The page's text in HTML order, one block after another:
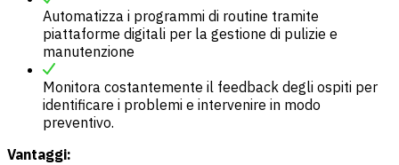
Automatizza i programmi di routine tramite
piattaforme digitali per la gestione di pulizie e
manutenzione
Monitora costantemente il feedback degli ospiti per
identificare i problemi e intervenire in modo
preventivo.
Vantaggi: